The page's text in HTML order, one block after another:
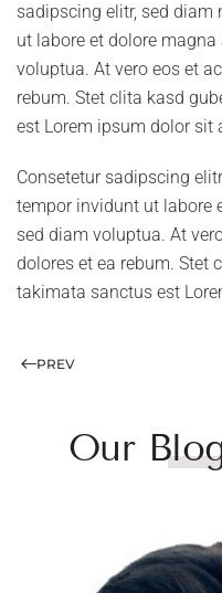
sadipscing elitr, sed
ut labore et dolore
voluptua. At vero eos et
rebum. Stet clita kasd
est Lorem ipsum dolor sit
Consetetur sadipscing
tempor invidunt ut labore
sed diam voluptua. At
dolores et ea rebum. Stet
takimata sanctus est
PREV
Our